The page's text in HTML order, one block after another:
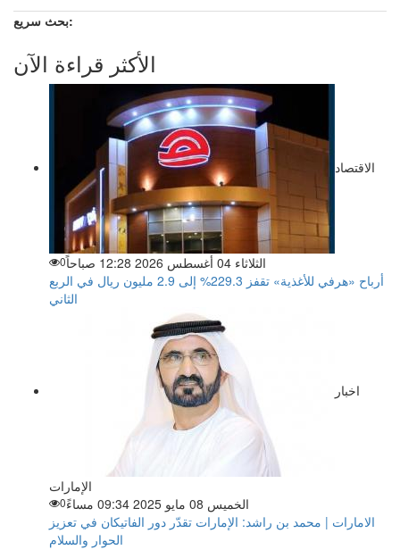
بحث سريع:
الأكثر قراءة الآن
الاقتصاد
الثلاثاء 04 أغسطس 2026 12:28 صباحاً 0
أرباح «هرفي للأغذية» تقفز 229.3% إلى 2.9 مليون ريال في الربع
الثاني
اخبار
الإمارات
الخميس 08 مايو 2025 09:34 مساءً
0
الامارات | محمد بن راشد: الإمارات تقدّر دور الفاتيكان في تعزيز
الحوار والسلام